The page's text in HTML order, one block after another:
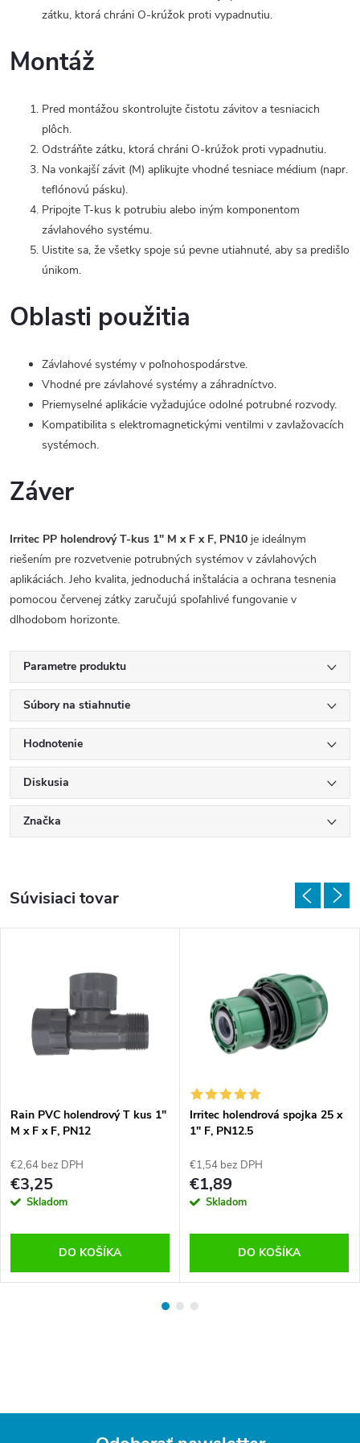
zátku, ktorá chráni O-krúžok proti vypadnutiu.
Montáž
Pred montážou skontrolujte čistotu závitov a tesniacich
plôch.
Odstráňte zátku, ktorá chráni O-krúžok proti vypadnutiu.
Na vonkajší závit (M) aplikujte vhodné tesniace médium (napr.
teflónovú pásku).
Pripojte T-kus k potrubiu alebo iným komponentom
závlahového systému.
Uistite sa, že všetky spoje sú pevne utiahnuté, aby sa predišlo
únikom.
Oblasti použitia
Závlahové systémy v poľnohospodárstve.
Vhodné pre závlahové systémy a záhradníctvo.
Priemyselné aplikácie vyžadujúce odolné potrubné rozvody.
Kompatibilita s elektromagnetickými ventilmi v zavlažovacích
systémoch.
Záver
Irritec PP holendrový T-kus 1" M x F x F, PN10 je ideálnym
riešením pre rozvetvenie potrubných systémov v závlahových
aplikáciách. Jeho kvalita, jednoduchá inštalácia a ochrana tesnenia
pomocou červenej zátky zaručujú spoľahlivé fungovanie v
dlhodobom horizonte.
Parametre produktu
Súbory na stiahnutie
Hodnotenie
Diskusia
Značka
Súvisiaci tovar
Rain PVC holendrový T kus 1"
M x F x F, PN12
€2,64 bez DPH
€3,25
Skladom
DO KOŠÍKA
Irritec holendrová spojka 25 x
1" F, PN12.5
€1,54 bez DPH
€1,89
Skladom
DO KOŠÍKA